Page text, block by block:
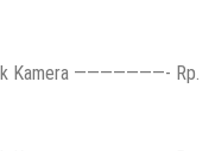
Kamera ———————- Rp.